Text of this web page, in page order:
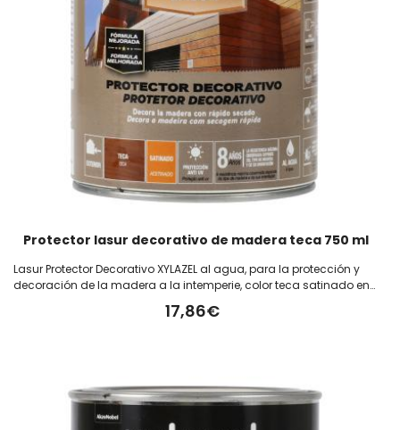
Protector lasur decorativo de madera teca 750 ml
Lasur Protector Decorativo XYLAZEL al agua, para la protección y
decoración de la madera a la intemperie, color teca satinado en
17,86€